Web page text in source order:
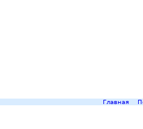
Главная